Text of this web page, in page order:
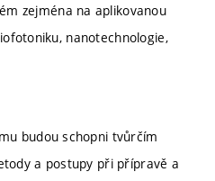
zejména na aplikovanou
nanotechnologie,
budou schopni tvůrčím
a postupy při přípravě a